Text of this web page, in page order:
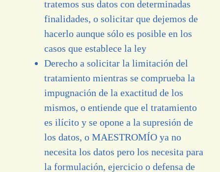
tratemos sus datos con determinadas
finalidades, o solicitar que dejemos de
hacerlo aunque sólo es posible en los
casos que establece la ley
Derecho a solicitar la limitación del
tratamiento mientras se comprueba la
impugnación de la exactitud de los
mismos, o entiende que el tratamiento
es ilícito y se opone a la supresión de
los datos, o MAESTROMÍO ya no
necesita los datos pero los necesita para
la formulación, ejercicio o defensa de